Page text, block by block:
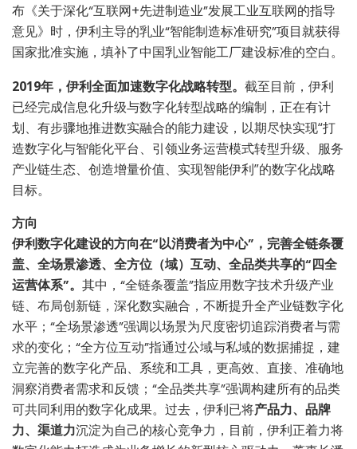
布《关于深化“互联网+先进制造业”发展工业互联网的指导
意见》时，伊利主导的乳业“智能制造标准研究”项目就获得
国家批准实施，填补了中国乳业智能工厂建设标准的空白。
2019年，伊利全面加速数字化战略转型。 截至目前，伊利
已经完成信息化升级与数字化转型战略的编制，正在有计
划、有步骤地推进数实融合的能力建设，以期尽快实现“打
造数字化与智能化平台、引领业务运营模式转型升级、服务
产业链生态、创造增量价值、实现智能伊利”的数字化战略
目标。
方向
伊利数字化建设的方向在“以消费者为中心”，完善全链条覆
盖、全场景渗透、全方位（域）互动、全品类共享的“四全
运营体系”。 其中，“全链条覆盖”指应用数字技术升级产业
链、布局创新链，深化数实融合，不断提升全产业链数字化
水平；“全场景渗透”强调以场景为尺度密切追踪消费者与需
求的变化；“全方位互动”指通过公域与私域的数据捕捉，建
立完善的数字化产品、系统和工具，更高效、直接、准确地
洞察消费者需求和反馈；“全品类共享”强调构建所有的品类
可共同利用的数字化成果。过去，伊利已将产品力、品牌
力、渠道力沉淀为自己的核心竞争力，目前，伊利正着力将